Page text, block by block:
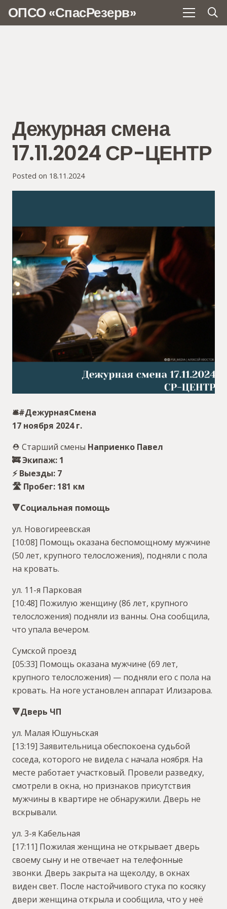
ОПСО «СпасРезерв»
Дежурная смена
17.11.2024 СР-ЦЕНТР
Posted on 18.11.2024
🛎#ДежурнаяСмена
17 ноября 2024 г.
⛑ Старший смены Наприенко Павел
🚒 Экипаж: 1
⚡️ Выезды: 7
🛣 Пробег: 181 км
🔻Социальная помощь
ул. Новогиреевская
[10:08] Помощь оказана беспомощному мужчине
(50 лет, крупного телосложения), подняли с пола
на кровать.
ул. 11-я Парковая
[10:48] Пожилую женщину (86 лет, крупного
телосложения) подняли из ванны. Она сообщила,
что упала вечером.
Сумской проезд
[05:33] Помощь оказана мужчине (69 лет,
крупного телосложения) — подняли его с пола на
кровать. На ноге установлен аппарат Илизарова.
🔻Дверь ЧП
ул. Малая Юшуньская
[13:19] Заявительница обеспокоена судьбой
соседа, которого не видела с начала ноября. На
месте работает участковый. Провели разведку,
смотрели в окна, но признаков присутствия
мужчины в квартире не обнаружили. Дверь не
вскрывали.
ул. 3-я Кабельная
[17:11] Пожилая женщина не открывает дверь
своему сыну и не отвечает на телефонные
звонки. Дверь закрыта на щеколду, в окнах
виден свет. После настойчивого стука по косяку
двери женщина открыла и сообщила, что у неё